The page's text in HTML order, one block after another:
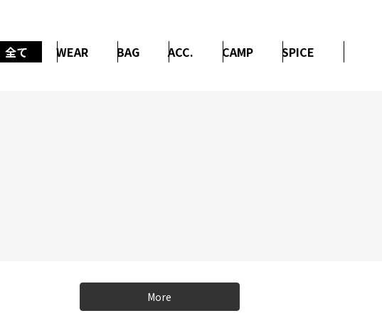
全て WEAR BAG ACC. CAMP SPICE
More